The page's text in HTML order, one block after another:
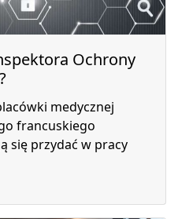
Ochrony
medycznej
francuskiego
się przydać w pracy